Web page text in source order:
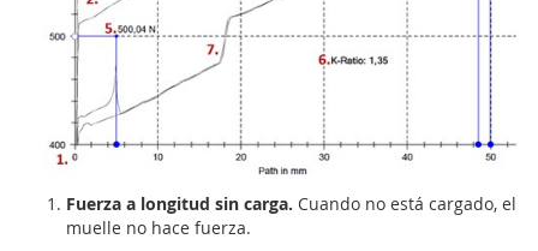
Fuerza a longitud sin carga. Cuando no está cargado, el
muelle no hace fuerza.